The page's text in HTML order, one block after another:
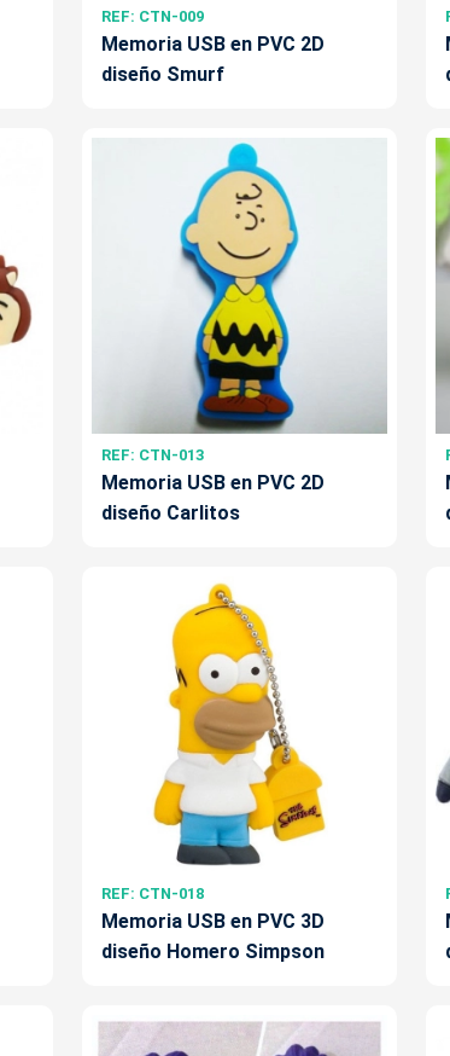
REF: CTN-009
Memoria USB en PVC 2D
diseño Smurf
REF: CTN-013
Memoria USB en PVC 2D
diseño Carlitos
REF: CTN-018
Memoria USB en PVC 3D
diseño Homero Simpson